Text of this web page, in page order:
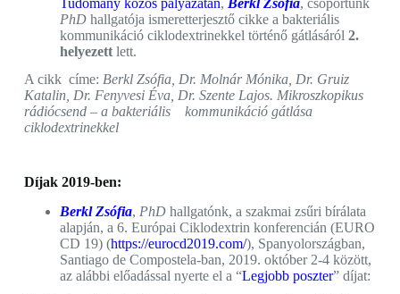
PhDhallgatója ismeretterjesztő cikke a bakteriális
kommunikáció ciklodextrinekkel történő gátlásáról 2.
helyezettlett.
A cikk címe: Berkl Zsófia, Dr. Molnár Mónika, Dr. Gruiz
Katalin, Dr. Fenyvesi Éva, Dr. Szente Lajos. Mikroszkopikus
rádiócsend – a bakteriális kommunikáció gátlása
ciklodextrinekkel
Díjak 2019-ben:
Berkl Zsófia, PhDhallgatónk, a szakmai zsűri bírálata
alapján, a 6. Európai Ciklodextrin konferencián (EURO
CD 19) (https://eurocd2019.com/), Spanyolországban,
Santiago de Compostela-ban, 2019. október 2-4 között,
az alábbi előadással nyerte el a “Legjobb poszter” díjat: